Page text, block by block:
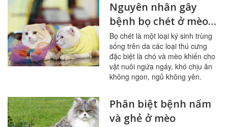
Nguyên nhân gây
bệnh bọ chét ở mèo
và giải pháp
Bọ chét là một loại ký sinh trùng
sống trên da các loại thú cưng
đặc biệt là chó và mèo khiến cho
vật nuôi ngứa ngáy, khó chịu ăn
không ngon, ngủ không yên.
Phân biệt bệnh nấm
và ghẻ ở mèo